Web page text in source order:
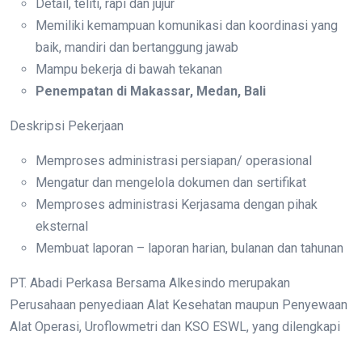
Detail, teliti, rapi dan jujur
Memiliki kemampuan komunikasi dan koordinasi yang
baik, mandiri dan bertanggung jawab
Mampu bekerja di bawah tekanan
Penempatan di Makassar, Medan, Bali
Deskripsi Pekerjaan
Memproses administrasi persiapan/ operasional
Mengatur dan mengelola dokumen dan sertifikat
Memproses administrasi Kerjasama dengan pihak
eksternal
Membuat laporan – laporan harian, bulanan dan tahunan
PT. Abadi Perkasa Bersama Alkesindo merupakan
Perusahaan penyediaan Alat Kesehatan maupun Penyewaan
Alat Operasi, Uroflowmetri dan KSO ESWL, yang dilengkapi